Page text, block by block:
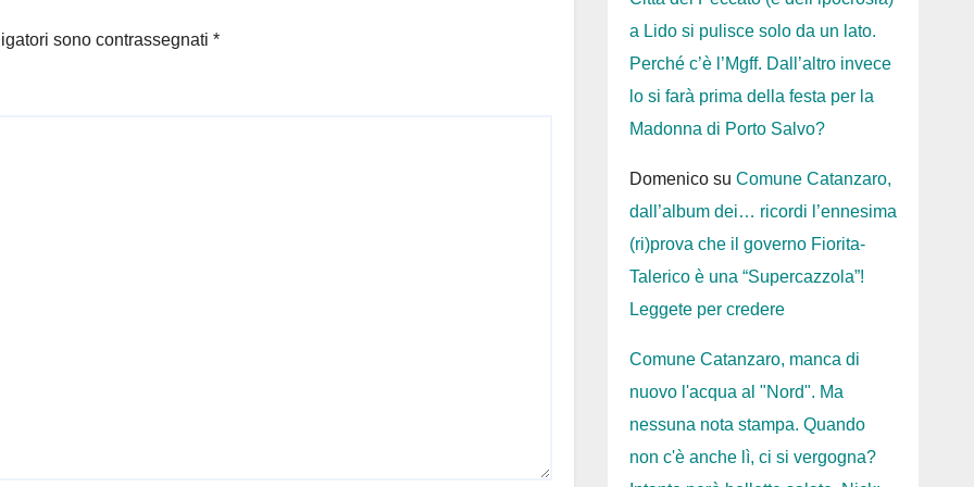
e
sono contrassegnati *
a Lido si pulisce solo da un lato.
Perché c’è l’Mgff. Dall’altro invece
lo si farà prima della festa per la
Madonna di Porto Salvo?
Domenicosu Comune Catanzaro,
dall’album dei… ricordi l’ennesima
(ri)prova che il governo Fiorita-
Talerico è una “Supercazzola”!
Leggete per credere
Comune Catanzaro, manca di
nuovo l'acqua al "Nord". Ma
nessuna nota stampa. Quando
non c'è anche lì, ci si vergogna?